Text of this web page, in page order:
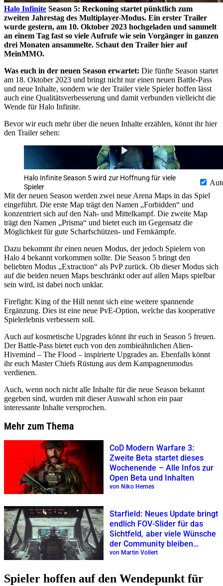
Halo Infinite Season 5: Reckoning startet pünktlich zum
zweiten Jahrestag des Multiplayer-Modus. Ein erster Trailer
wurde gestern, am 10. Oktober 2023 hochgeladen und sammelt
an einem Tag fast so viele Aufrufe wie sein Vorgänger in ganzen
drei Monaten ansammelte. Schaut den Trailer hier auf
MeinMMO.
Was euch in der neuen Season erwartet: Die fünfte Season startet
am 18. Oktober 2023 und bringt nicht nur einen neuen Battle-Pass
und neue Inhalte, sondern wie der Trailer viele Spieler hoffen lässt
auch eine Qualitätsverbesserung und damit verbunden vielleicht die
Wende für Halo Infinite.
Bevor wir euch mehr über die neuen Inhalte erzählen, könnt ihr hier
den Trailer sehen:
Halo Infinite Season 5 wird zur Hoffnung für viele
Spieler
Mit der neuen Season werden zwei neue Arena Maps in das Spiel
eingeführt. Die erste Map trägt den Namen
Forbidden
und
konzentriert sich auf den Nah- und Mittelkampf. Die zweite Map
trägt den Namen
Prisma
und bietet euch im Gegensatz die
Möglichkeit für gute Scharfschützen- und Fernkämpfe.
Dazu bekommt ihr einen neuen Modus, der jedoch Spielern von
Halo 4 bekannt vorkommen sollte. Die Season 5 bringt den
beliebten Modus
Extraction
als PvP zurück. Ob dieser Modus sich
auf die beiden neuen Maps beschränkt oder auf allen Maps spielbar
sein wird, ist dabei noch unklar.
Firefight: King of the Hill nennt sich eine weitere spannende
Ergänzung. Dies ist eine neue PvE-Option, welche das kooperative
Spielerlebnis verbessern soll.
Auch auf kosmetische Upgrades könnt ihr euch in Season 5 freuen.
Der Battle-Pass bietet euch von den zombieähnlichen Alien-
Hivemind – The Flood – inspirierte Upgrades an. Ebenfalls könnt
ihr euch Master Chiefs Rüstung aus dem Kampagnenmodus
verdienen.
Auch, wenn noch nicht alle Inhalte für die neue Season bekannt
gegeben sind, wurden mit dieser Auswahl schon ein paar
interessante Inhalte versprochen.
Mehr zum Thema
CoD Modern Warfare 3:
Zweite Beta startet dieses
Wochenende – Alle Infos zur
Open Beta und Inhalten
von Niko Hernes
Starfield: Neues Update bringt
endlich FOV-Slider für das
Sichtfeld, aber viele Wünsche
der Community bleiben
unerfüllt
von Martin Vollert
Spieler hoffen auf den Wendepunkt für